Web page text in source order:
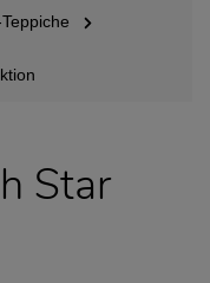
Star